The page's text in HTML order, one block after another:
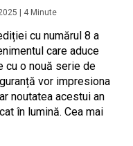
4 Minute
cu numărul 8 a
care aduce
cu o nouă serie de
vor impresiona
noutatea acestui an
în lumină. Cea mai